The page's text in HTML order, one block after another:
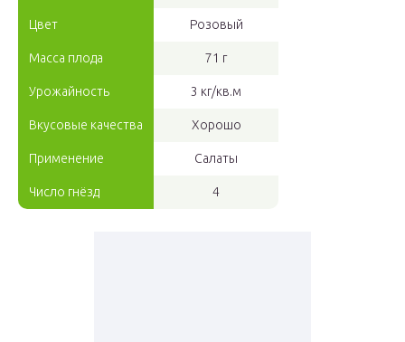
Цвет Розовый
Масса плода 71 г
Урожайность 3 кг/кв.м
Вкусовые качества Хорошо
Применение Салаты
Число гнёзд 4